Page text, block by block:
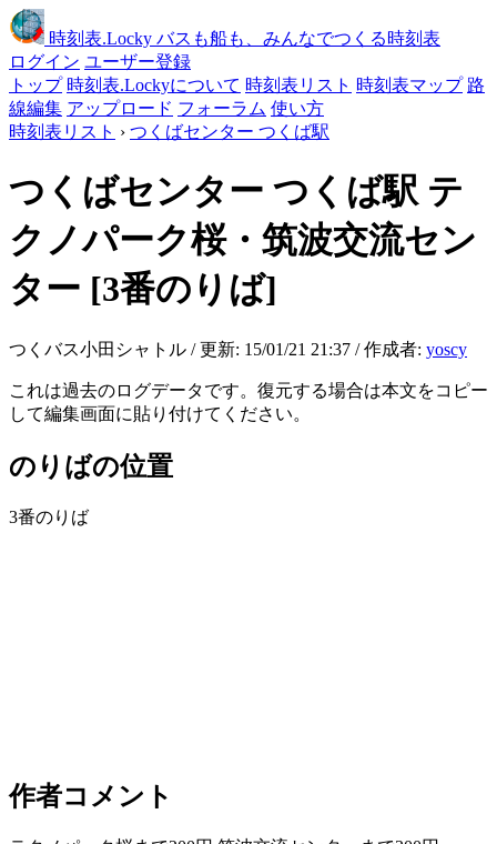
時刻表.Locky バスも船も、みんなでつくる時刻表
ログイン ユーザー登録
トップ 時刻表.Lockyについて 時刻表リスト 時刻表マップ 路
線編集 アップロード フォーラム 使い方
時刻表リスト › つくばセンター つくば駅
つくばセンター つくば駅 テ
クノパーク桜・筑波交流セン
ター [3番のりば]
つくバス小田シャトル / 更新: 15/01/21 21:37 / 作成者: yoscy
これは過去のログデータです。復元する場合は本文をコピー
して編集画面に貼り付けてください。
のりばの位置
3番のりば
作者コメント